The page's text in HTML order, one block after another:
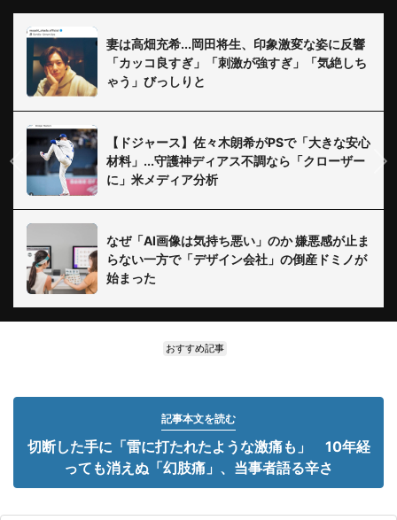
妻は高畑充希...岡田将生、印象激変な姿に反響
「カッコ良すぎ」「刺激が強すぎ」「気絶しち
ゃう」びっしりと
【ドジャース】佐々木朗希がPSで「大きな安心
材料」...守護神ディアス不調なら「クローザー
に」米メディア分析
なぜ「AI画像は気持ち悪い」のか 嫌悪感が止ま
らない一方で「デザイン会社」の倒産ドミノが
始まった
おすすめ記事
記事本文を読む
切断した手に「雷に打たれたような激痛も」 10年経
っても消えぬ「幻肢痛」、当事者語る辛さ